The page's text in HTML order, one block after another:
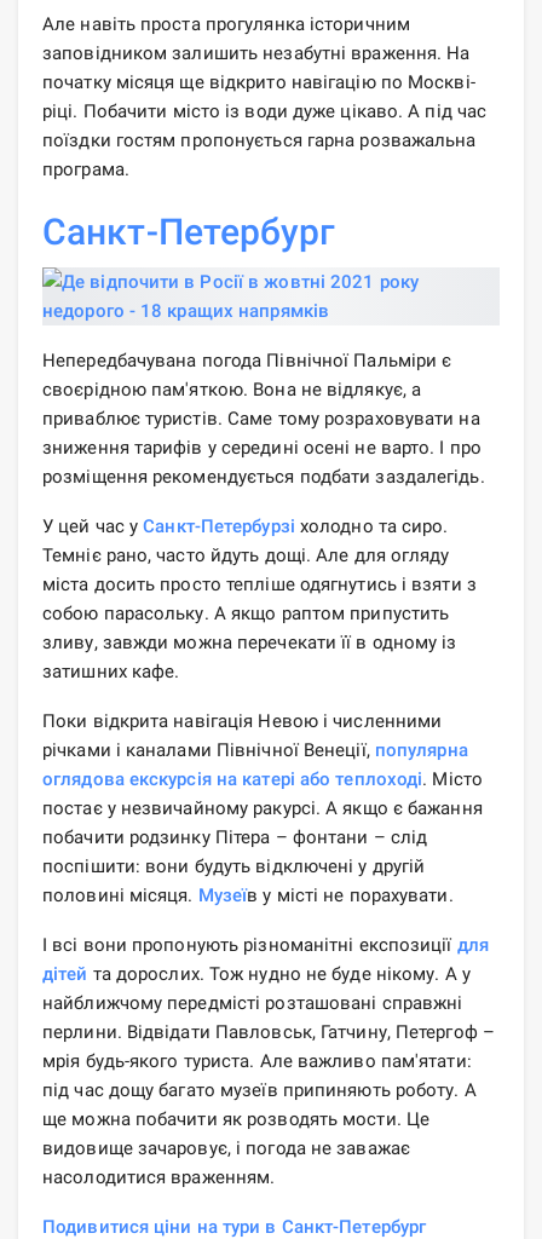
Але навіть проста прогулянка історичним
заповідником залишить незабутні враження. На
початку місяця ще відкрито навігацію по Москві-
ріці. Побачити місто із води дуже цікаво. А під час
поїздки гостям пропонується гарна розважальна
програма.
Санкт-Петербург
Непередбачувана погода Північної Пальміри є
своєрідною пам'яткою. Вона не відлякує, а
приваблює туристів. Саме тому розраховувати на
зниження тарифів у середині осені не варто. І про
розміщення рекомендується подбати заздалегідь.
У цей час уСанкт-Петербурзі холодно та сиро.
Темніє рано, часто йдуть дощі. Але для огляду
міста досить просто тепліше одягнутись і взяти з
собою парасольку. А якщо раптом припустить
зливу, завжди можна перечекати її в одному із
затишних кафе.
Поки відкрита навігація Невою і численними
річками і каналами Північної Венеції, популярна
оглядова екскурсія на катері або теплоході. Місто
постає у незвичайному ракурсі. А якщо є бажання
побачити родзинку Пітера – фонтани – слід
поспішити: вони будуть відключені у другій
половині місяця. Музеїв у місті не порахувати.
І всі вони пропонують різноманітні експозиції для
дітей та дорослих. Тож нудно не буде нікому. А у
найближчому передмісті розташовані справжні
перлини. Відвідати Павловськ, Гатчину, Петергоф –
мрія будь-якого туриста. Але важливо пам'ятати:
під час дощу багато музеїв припиняють роботу. А
ще можна побачити як розводять мости. Це
видовище зачаровує, і погода не заважає
насолодитися враженням.
Подивитися ціни на тури в Санкт-Петербург